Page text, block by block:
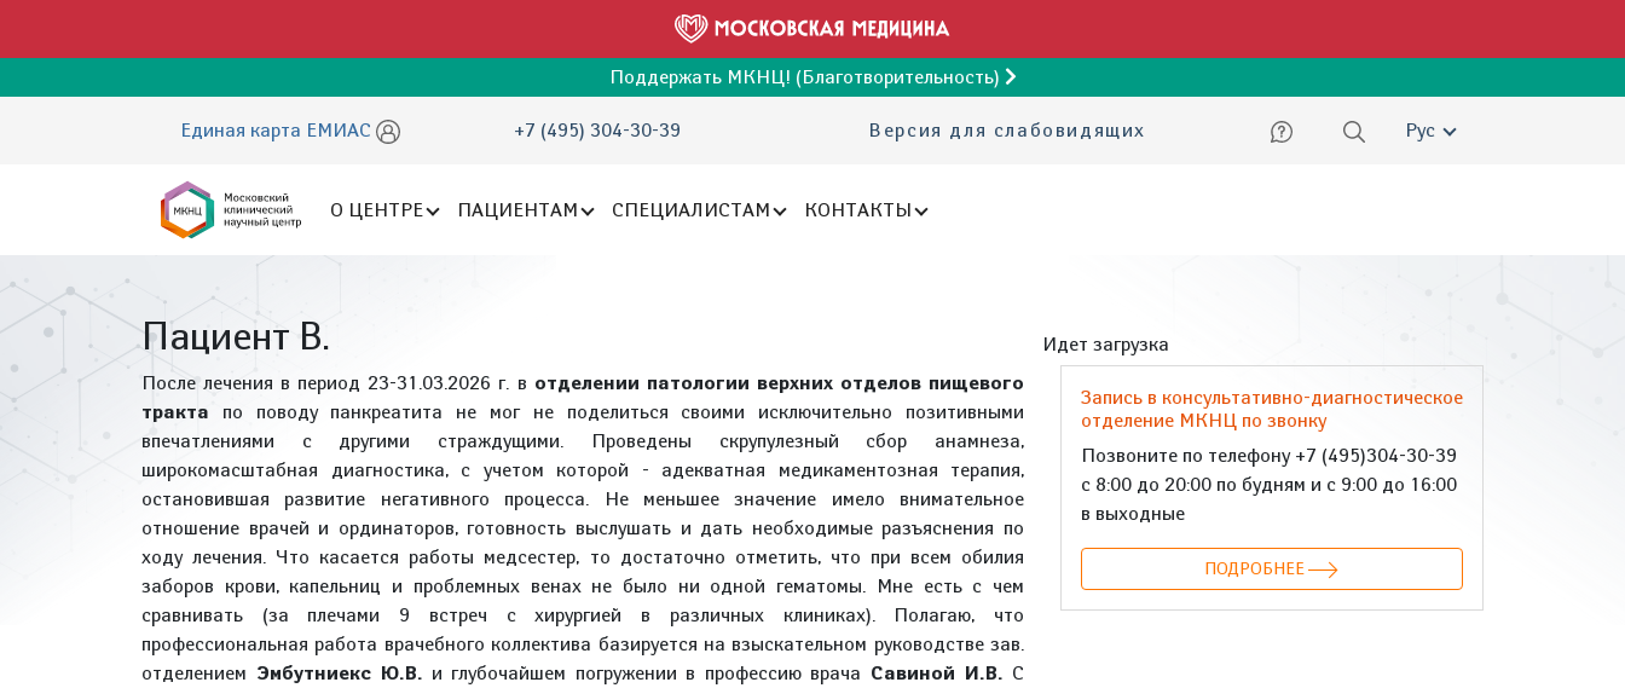
Поддержать МКНЦ! (Благотворительность)
Единая карта ЕМИАС +7 (495) 304-30-39 Версия для слабовидящих Русский
О ЦЕНТРЕ ПАЦИЕНТАМ СПЕЦИАЛИСТАМ КОНТАКТЫ
Пациент В.
После лечения в период 23-31.03.2026 г. в отделении патологии верхних отделов пищевого
тракта по поводу панкреатита не мог не поделиться своими исключительно позитивными
впечатлениями с другими страждущими. Проведены скрупулезный сбор анамнеза,
широкомасштабная диагностика, с учетом которой - адекватная медикаментозная терапия,
остановившая развитие негативного процесса. Не меньшее значение имело внимательное
отношение врачей и ординаторов, готовность выслушать и дать необходимые разъяснения по
ходу лечения. Что касается работы медсестер, то достаточно отметить, что при всем обилия
заборов крови, капельниц и проблемных венах не было ни одной гематомы. Мне есть с чем
сравнивать (за плечами 9 встреч с хирургией в различных клиниках). Полагаю, что
профессиональная работа врачебного коллектива базируется на взыскательном руководстве зав.
отделением Эмбутниекс Ю.В. и глубочайшем погружении в профессию врача Савиной И.В. С
Идет загрузка
Запись в консультативно-диагностическое
отделение МКНЦ по звонку
Позвоните по телефону +7 (495)304-30-39
с 8:00 до 20:00 по будням и с 9:00 до 16:00
в выходные
ПОДРОБНЕЕ